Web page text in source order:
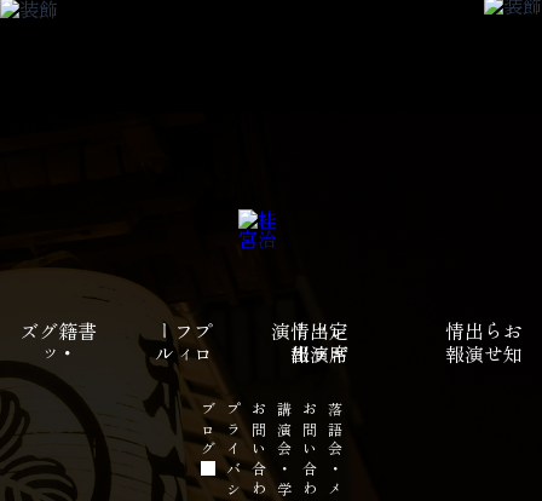
お
知
ら
せ
出
演
情
報
定
席
出
演
情
報 レ
ギ
ュ
ラ
ー
出
演
プ
ロ
フ
ィ
ー
ル
書籍
・
グ
ッ
ズ
お問い合わせ
お問い合わせ
ブログ